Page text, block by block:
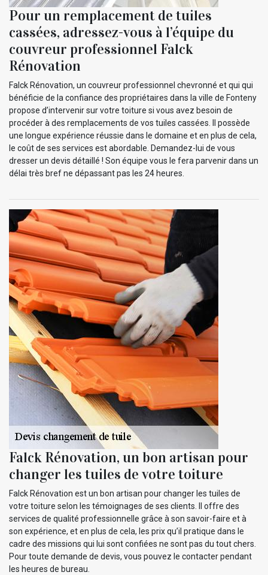
Pour un remplacement de tuiles
cassées, adressez-vous à l’équipe du
couvreur professionnel Falck
Rénovation
Falck Rénovation, un couvreur professionnel chevronné et qui qui
bénéficie de la confiance des propriétaires dans la ville de Fonteny
propose d’intervenir sur votre toiture si vous avez besoin de
procéder à des remplacements de vos tuiles cassées. Il possède
une longue expérience réussie dans le domaine et en plus de cela,
le coût de ses services est abordable. Demandez-lui de vous
dresser un devis détaillé ! Son équipe vous le fera parvenir dans un
délai très bref ne dépassant pas les 24 heures.
Falck Rénovation, un bon artisan pour
changer les tuiles de votre toiture
Falck Rénovation est un bon artisan pour changer les tuiles de
votre toiture selon les témoignages de ses clients. Il offre des
services de qualité professionnelle grâce à son savoir-faire et à
son expérience, et en plus de cela, les prix qu’il pratique dans le
cadre des missions qui lui sont confiées ne sont pas du tout chers.
Pour toute demande de devis, vous pouvez le contacter pendant
les heures de bureau.